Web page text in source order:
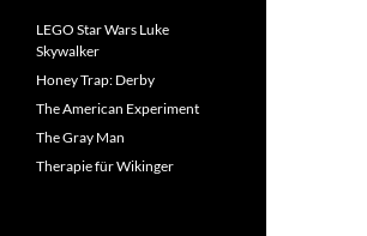
LEGO Star Wars Luke
Skywalker
Honey Trap: Derby
The American Experiment
The Gray Man
Therapie für Wikinger